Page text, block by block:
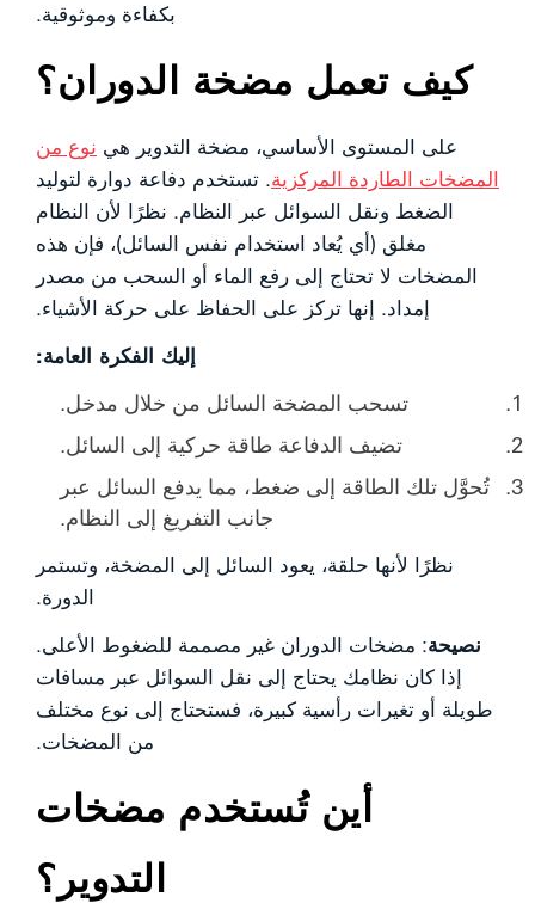
بكفاءة وموثوقية.
كيف تعمل مضخة الدوران؟
على المستوى الأساسي، مضخة التدوير هي نوع من
المضخات الطاردة المركزية. تستخدم دفاعة دوارة لتوليد
الضغط ونقل السوائل عبر النظام. نظرًا لأن النظام
مغلق (أي يُعاد استخدام نفس السائل)، فإن هذه
المضخات لا تحتاج إلى رفع الماء أو السحب من مصدر
إمداد. إنها تركز على الحفاظ على حركة الأشياء.
إليك الفكرة العامة:
تسحب المضخة السائل من خلال مدخل.
تضيف الدفاعة طاقة حركية إلى السائل.
تُحوَّل تلك الطاقة إلى ضغط، مما يدفع السائل عبر
جانب التفريغ إلى النظام.
نظرًا لأنها حلقة، يعود السائل إلى المضخة، وتستمر
الدورة.
نصيحة: مضخات الدوران غير مصممة للضغوط الأعلى.
إذا كان نظامك يحتاج إلى نقل السوائل عبر مسافات
طويلة أو تغيرات رأسية كبيرة، فستحتاج إلى نوع مختلف
من المضخات.
أين تُستخدم مضخات
التدوير؟